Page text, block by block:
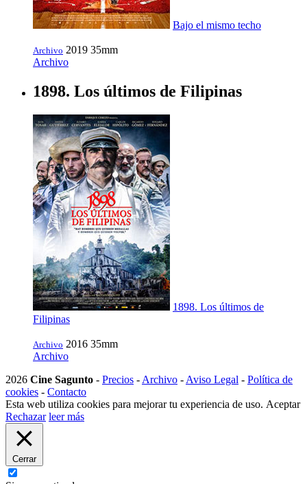
Bajo el mismo techo
Archivo 2019 35mm
Archivo
1898. Los últimos de Filipinas
1898. Los últimos de
Filipinas
Archivo 2016 35mm
Archivo
2026 Cine Sagunto - Precios - Archivo - Aviso Legal - Política de
cookies - Contacto
Esta web utiliza cookies para mejorar tu experiencia de uso. Aceptar
Rechazar leer más
Cerrar